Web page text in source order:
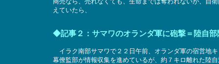
えていたら、
◆記事２：サマワのオランダ軍に砲撃＝陸自
イラク南部サマワで２２日午前、オランダ軍の宿営地
幕僚監部が情報収集を進めているが、約７キロ離れた陸